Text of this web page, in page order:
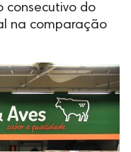
consecutivo do
na comparação